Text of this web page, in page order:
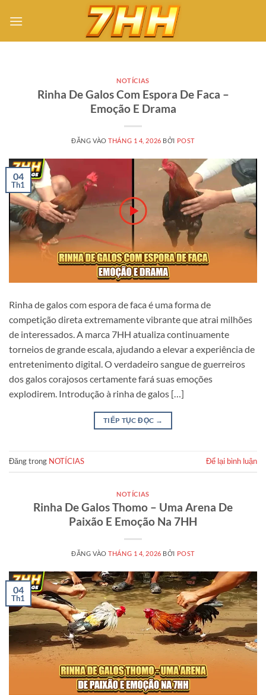
qua
NOTÍCIAS
Rinha De Galos Com Espora De Faca –
Emoção E Drama
ĐĂNG VÀOTHÁNG 1 4, 2026 BỞI POST
04
Th1
Rinha de galos com espora de faca é uma forma de
competição direta extremamente vibrante que atrai milhões
de interessados. A marca 7HH atualiza continuamente
torneios de grande escala, ajudando a elevar a experiência de
entretenimento digital. O verdadeiro sangue de guerreiros
dos galos corajosos certamente fará suas emoções
explodirem. Introdução à rinha de galos […]
TIẾP TỤC ĐỌC →
Đăng trong NOTÍCIAS Để lại bình luận
NOTÍCIAS
Rinha De Galos Thomo – Uma Arena De
Paixão E Emoção Na 7HH
ĐĂNG VÀOTHÁNG 1 4, 2026 BỞI POST
04
Th1